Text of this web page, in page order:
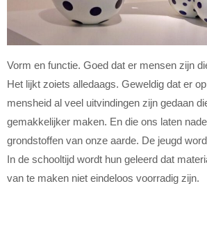
Vorm en functie. Goed dat er mensen zijn
Het lijkt zoiets alledaags. Geweldig dat er
mensheid al veel uitvindingen zijn gedaan
gemakkelijker maken. En die ons laten
grondstoffen van onze aarde. De jeugd
In de schooltijd wordt hun geleerd dat
van te maken niet eindeloos voorradig zijn.